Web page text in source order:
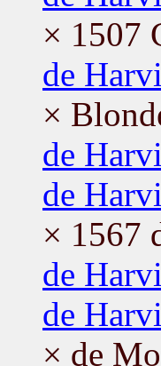
× 1507
de
×
de
de
× 1567
de
de
× de